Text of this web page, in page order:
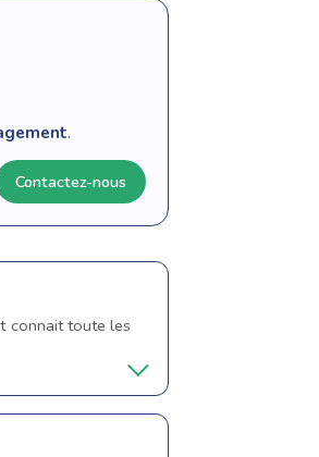
.
Contactez-nous
connait toute les